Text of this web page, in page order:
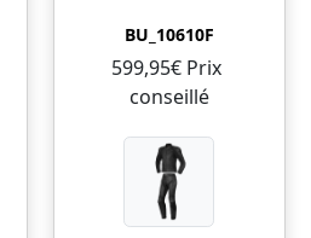
BU_10610F
599,95€ Prix ​​
conseillé